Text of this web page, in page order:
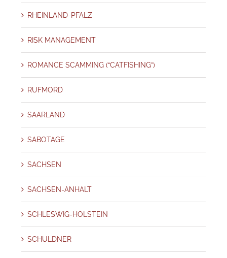
RHEINLAND-PFALZ
RISK MANAGEMENT
ROMANCE SCAMMING (“CATFISHING”)
RUFMORD
SAARLAND
SABOTAGE
SACHSEN
SACHSEN-ANHALT
SCHLESWIG-HOLSTEIN
SCHULDNER